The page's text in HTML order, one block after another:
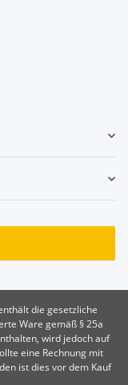
die gesetzliche
Ware gemäß § 25a
wird jedoch auf
eine Rechnung mit
ist dies vor dem Kauf